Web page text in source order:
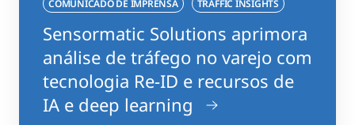
COMUNICADO DE IMPRENSA TRAFFIC INSIGHTS
Sensormatic Solutions aprimora
análise de tráfego no varejo com
tecnologia Re-ID e recursos de
IA e deep learning